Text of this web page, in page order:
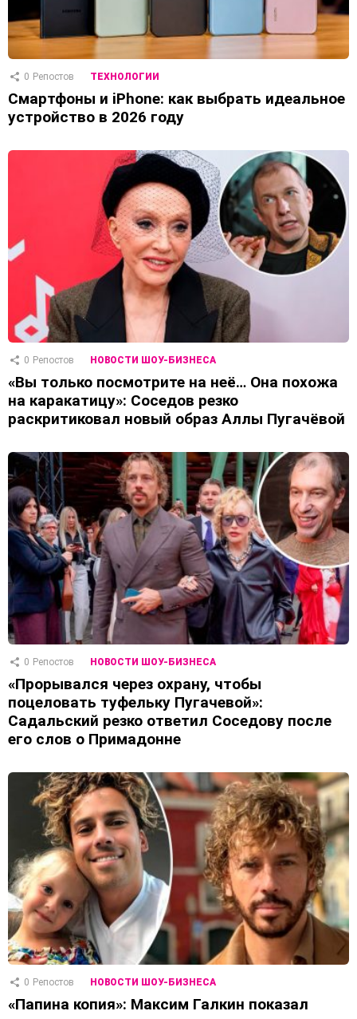
0 Репостов ТЕХНОЛОГИИ
Смартфоны и iPhone: как выбрать идеальное
устройство в 2026 году
0 Репостов НОВОСТИ ШОУ-БИЗНЕСА
«Вы только посмотрите на неё… Она похожа
на каракатицу»: Соседов резко
раскритиковал новый образ Аллы Пугачёвой
0 Репостов НОВОСТИ ШОУ-БИЗНЕСА
«Прорывался через охрану, чтобы
поцеловать туфельку Пугачевой»:
Садальский резко ответил Соседову после
его слов о Примадонне
0 Репостов НОВОСТИ ШОУ-БИЗНЕСА
«Папина копия»: Максим Галкин показал